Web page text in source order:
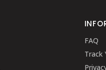
FAQ
Track